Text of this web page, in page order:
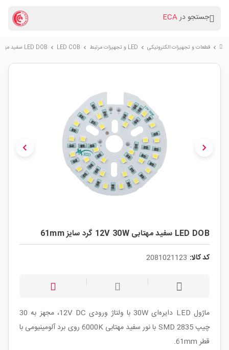
جستجو درECA
chevron_right قطعات و تجهیزات الکترونیکی chevron_right LED و تجهیزات مرتبط chevron_right
LED COB
chevron_right LED DOB سفید مهتابی 12V 30W گرد سایز 61mm
chevron_left chevron_right
LED DOB سفید مهتابی 12V 30W گرد سایز 61mm
کد کالا: 2081021123
ماژول LED دایره‌ای 30W با ولتاژ ورودی 12V DC، مجهز به 30
چیپ SMD 2835 با نور سفید مهتابی 6000K روی برد آلومینیومی با
قطر 61mm.